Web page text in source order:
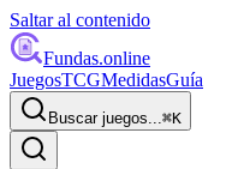
Saltar al contenido
Fundas.online
JuegosTCGMedidasGuía
Buscar juegos...⌘K